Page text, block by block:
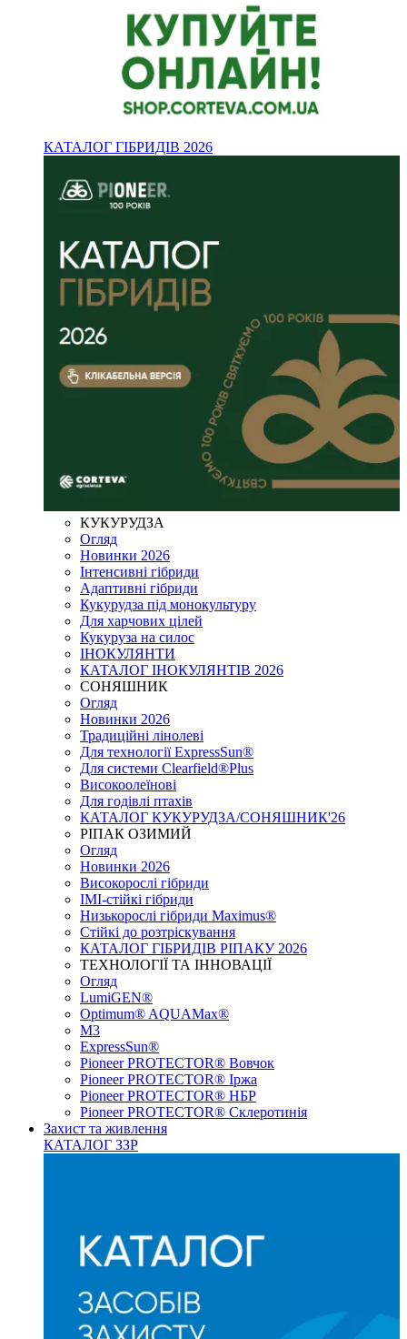
КАТАЛОГ ГІБРИДІВ 2026
КУКУРУДЗА
Огляд
Новинки 2026
Інтенсивні гібриди
Адаптивні гібриди
Кукурудза під монокультуру
Для харчових цілей
Кукуруза на силос
ІНОКУЛЯНТИ
КАТАЛОГ ІНОКУЛЯНТІВ 2026
СОНЯШНИК
Огляд
Новинки 2026
Традиційні лінолеві
Для технології ExpressSun®
Для системи Clearfield®Plus
Високоолеїнові
Для годівлі птахів
КАТАЛОГ КУКУРУДЗА/СОНЯШНИК'26
РІПАК ОЗИМИЙ
Огляд
Новинки 2026
Високорослі гібриди
IMI-стійкі гібриди
Низькорослі гібриди Maximus®
Стійкі до розтріскування
КАТАЛОГ ГІБРИДІВ РІПАКУ 2026
ТЕХНОЛОГІЇ ТА ІННОВАЦІЇ
Огляд
LumiGEN®
Optimum® AQUAMax®
М3
ExpressSun®
Pioneer PROTECTOR® Вовчок
Pioneer PROTECTOR® Іржа
Pioneer PROTECTOR® НБР
Pioneer PROTECTOR® Склеротинія
Захист та живлення
КАТАЛОГ ЗЗР